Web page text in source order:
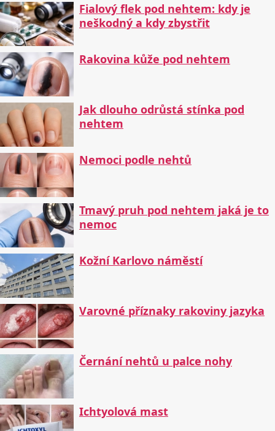
Fialový flek pod nehtem: kdy je
neškodný a kdy zbystřit
Rakovina kůže pod nehtem
Jak dlouho odrůstá stínka pod
nehtem
Nemoci podle nehtů
Tmavý pruh pod nehtem jaká je to
nemoc
Kožní Karlovo náměstí
Varovné příznaky rakoviny jazyka
Černání nehtů u palce nohy
Ichtyolová mast